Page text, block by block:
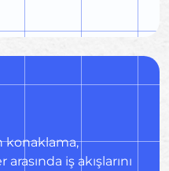
konaklama,
iş akışlarını